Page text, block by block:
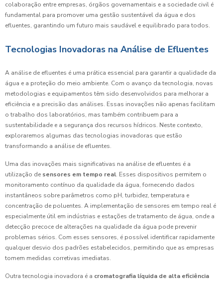
colaboração entre empresas, órgãos governamentais e a sociedade civil é
fundamental para promover uma gestão sustentável da água e dos
efluentes, garantindo um futuro mais saudável e equilibrado para todos.
Tecnologias Inovadoras na Análise de Efluentes
A análise de efluentes é uma prática essencial para garantir a qualidade da
água e a proteção do meio ambiente. Com o avanço da tecnologia, novas
metodologias e equipamentos têm sido desenvolvidos para melhorar a
eficiência e a precisão das análises. Essas inovações não apenas facilitam
o trabalho dos laboratórios, mas também contribuem para a
sustentabilidade e a segurança dos recursos hídricos. Neste contexto,
exploraremos algumas das tecnologias inovadoras que estão
transformando a análise de efluentes.
Uma das inovações mais significativas na análise de efluentes é a
utilização de sensores em tempo real. Esses dispositivos permitem o
monitoramento contínuo da qualidade da água, fornecendo dados
instantâneos sobre parâmetros como pH, turbidez, temperatura e
concentração de poluentes. A implementação de sensores em tempo real é
especialmente útil em indústrias e estações de tratamento de água, onde a
detecção precoce de alterações na qualidade da água pode prevenir
problemas sérios. Com esses sensores, é possível identificar rapidamente
qualquer desvio dos padrões estabelecidos, permitindo que as empresas
tomem medidas corretivas imediatas.
Outra tecnologia inovadora é a cromatografia líquida de alta eficiência